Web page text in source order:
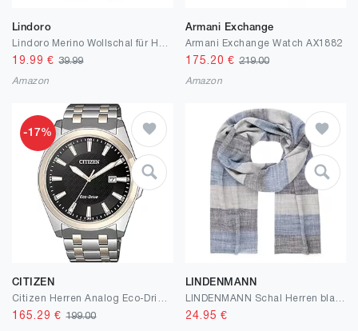
Lindoro
19.99 €39.99
Amazon
Armani Exchange
Armani Exchange Watch AX1882
175.20 € 219.00
Amazon
-17%
CITIZEN
165.29 €199.00
LINDENMANN
24.95 €